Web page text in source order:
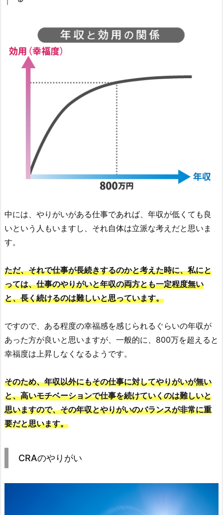
中には、やりがいがある仕事であれば、年収が低くても良
いという人もいますし、それ自体は立派な考えだと思いま
す。
ただ、それで仕事が長続きするのかと考えた時に、私にと
っては、仕事のやりがいと年収の両方とも一定程度無い
と、長く続けるのは難しいと思っています。
ですので、ある程度の幸福感を感じられるぐらいの年収が
あった方が良いと思いますが、一般的に、800万を超えると
幸福度は上昇しなくなるようです。
そのため、年収以外にもその仕事に対してやりがいが無い
と、高いモチベーションで仕事を続けていくのは難しいと
思いますので、その年収とやりがいのバランスが非常に重
要だと思います。
CRAのやりがい